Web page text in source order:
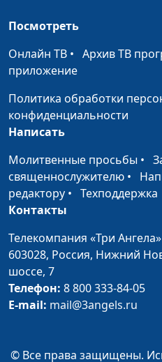
Путь к благополучию.
Досуг и благополучие
Путь к благополучию.
Любовь и
благополучие:
взаимное влияние
Посмотреть
Онлайн ТВ • Архив ТВ
приложение
Политика обработки
конфиденциальности
Написать
Молитвенные просьбы •
священнослужителю •
редактору • Техподдержка
Контакты
Телекомпания «Три Ангела»
603028, Россия, Нижний
шоссе, 7
Телефон: 8 800 333-84-05
E-mail: mail@3angels.ru
© Все права защищены.